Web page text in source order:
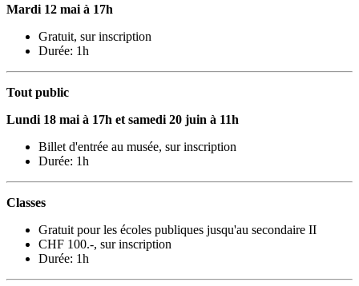
Mardi 12 mai à 17h
Gratuit, sur inscription
Durée: 1h
Tout public
Lundi 18 mai à 17h et samedi 20 juin à 11h
Billet d'entrée au musée, sur inscription
Durée: 1h
Classes
Gratuit pour les écoles publiques jusqu'au secondaire II
CHF 100.-, sur inscription
Durée: 1h